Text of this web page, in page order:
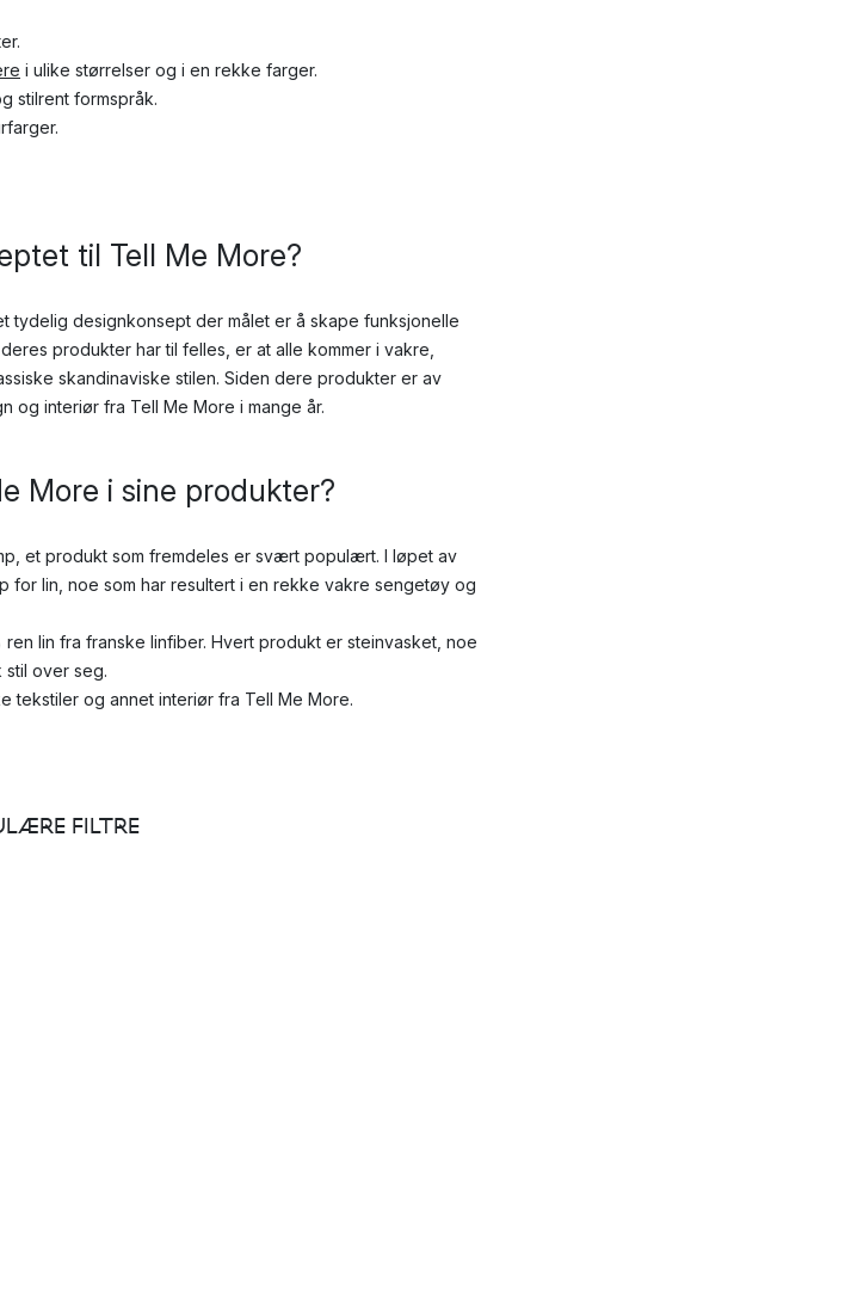
i ulike størrelser og i en rekke farger.
stilrent formspråk.
til Tell Me More?
tydelig designkonsept der målet er å skape funksjonelle
produkter har til felles, er at alle kommer i vakre,
skandinaviske stilen. Siden dere produkter er av
og interiør fra Tell Me More i mange år.
More i sine produkter?
et produkt som fremdeles er svært populært. I løpet av
for lin, noe som har resultert i en rekke vakre sengetøy og
lin fra franske linfiber. Hvert produkt er steinvasket, noe
stil over seg.
tekstiler og annet interiør fra Tell Me More.
FILTRE